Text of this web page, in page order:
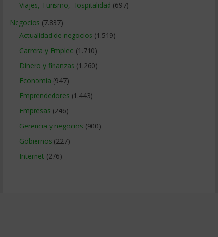
Viajes, Turismo, Hospitalidad (697)
Negocios (7.837)
Actualidad de negocios (1.519)
Carrera y Empleo (1.710)
Dinero y finanzas (1.260)
Economía (947)
Emprendedores (1.443)
Empresas (246)
Gerencia y negocios (900)
Gobiernos (227)
Internet (276)